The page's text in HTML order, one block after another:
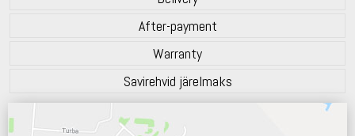
After-payment
Warranty
Savirehvid järelmaks